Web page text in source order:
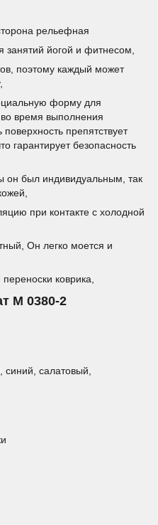
рельефная
занятий йогой и фитнесом,
поэтому каждый может
форму для
время выполнения
препятствует
гарантирует безопасность
он был индивидуальным, так
при контакте с холодной
Он легко моется и
коврика,
M 0380-2
салатовый,